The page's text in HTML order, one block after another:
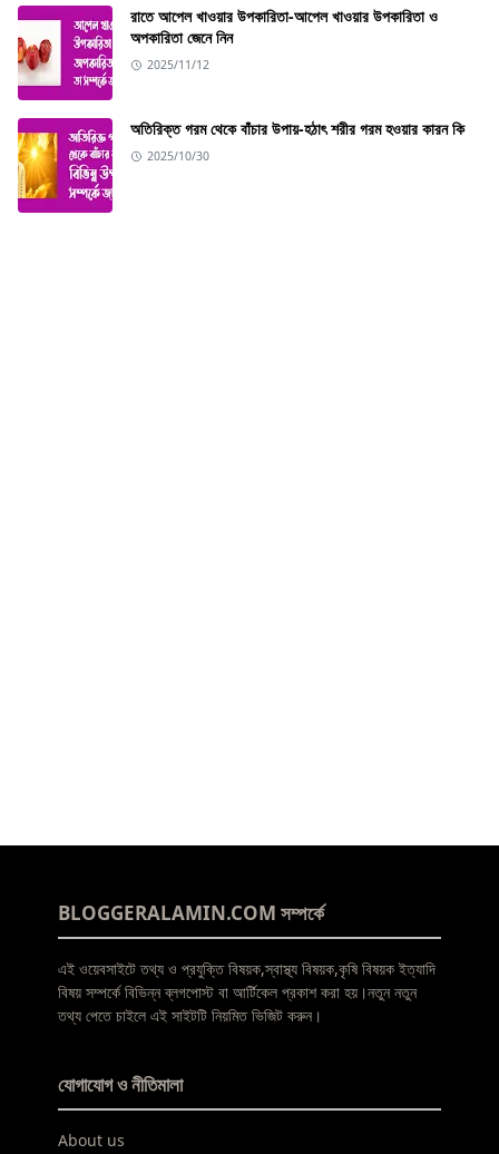
রাতে আপেল খাওয়ার উপকারিতা-আপেল খাওয়ার উপকারিতা ও
অপকারিতা জেনে নিন
2025/11/12
অতিরিক্ত গরম থেকে বাঁচার উপায়-হঠাৎ শরীর গরম হওয়ার কারন কি
2025/10/30
BLOGGERALAMIN.COM সম্পর্কে
এই ওয়েবসাইটে তথ্য ও প্রযুক্তি বিষয়ক,স্বাস্থ্য বিষয়ক,কৃষি বিষয়ক ইত্যাদি
বিষয় সম্পর্কে বিভিন্ন ব্লগপোস্ট বা আর্টিকেল প্রকাশ করা হয়।নতুন নতুন
তথ্য পেতে চাইলে এই সাইটটি নিয়মিত ভিজিট করুন।
যোগাযোগ ও নীতিমালা
About us